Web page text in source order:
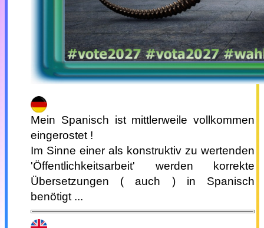
Mein Spanisch ist mittlerweile vollkommen
eingerostet !
Im Sinne einer als konstruktiv zu wertenden
'Öffentlichkeitsarbeit' werden korrekte
Übersetzungen ( auch ) in Spanisch
benötigt ...